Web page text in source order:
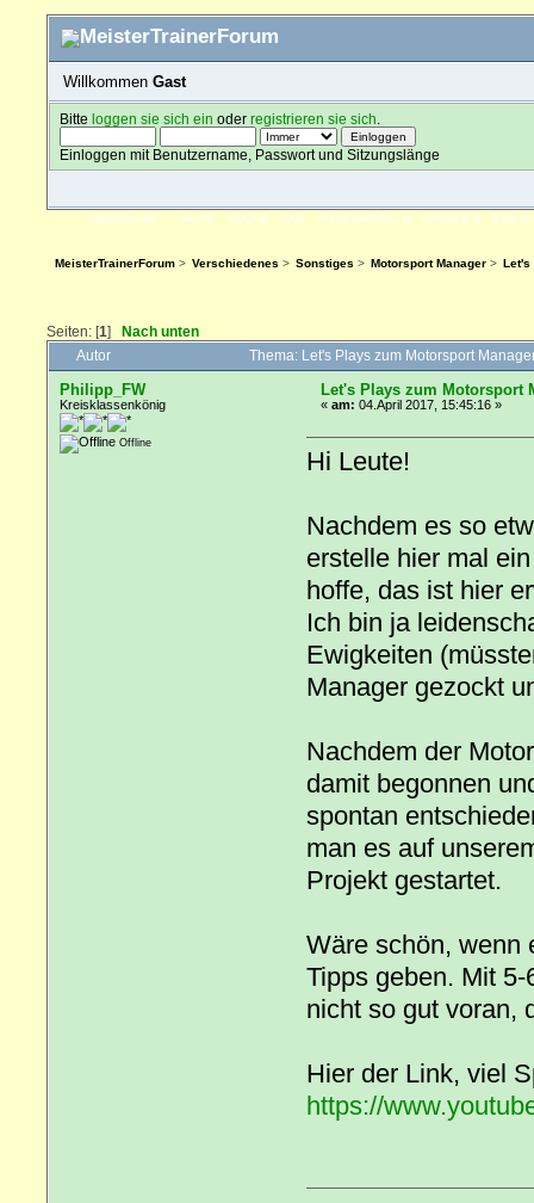
Willkommen Gast
Bitteloggen sie sich ein oderregistrieren sie sich
Einloggen mit Benutzername, Passwort und Sitzungslänge
ÜBERSICHT HILFE SUCHE FAQ FORENREGELN SPENDEN
MeisterTrainerForum> Verschiedenes > Sonstiges > Motorsport Manager >
Seiten: [1] Nach unten
Autor Thema: Let's Plays zum Motorsport
Philipp_FW
Kreisklassenkönig
Offline
Let's Plays zum Motorsport
«am: 04.April 2017, 15:45:16 »
Hi Leute!
Nachdem es so
erstelle hier mal
hoffe, das ist hier
Ich bin ja
Ewigkeiten
Manager gezockt
Nachdem der
damit begonnen
spontan
man es auf
Projekt gestartet.
Wäre schön, wenn
Tipps geben. Mit
nicht so gut voran,
Hier der Link, viel
https://